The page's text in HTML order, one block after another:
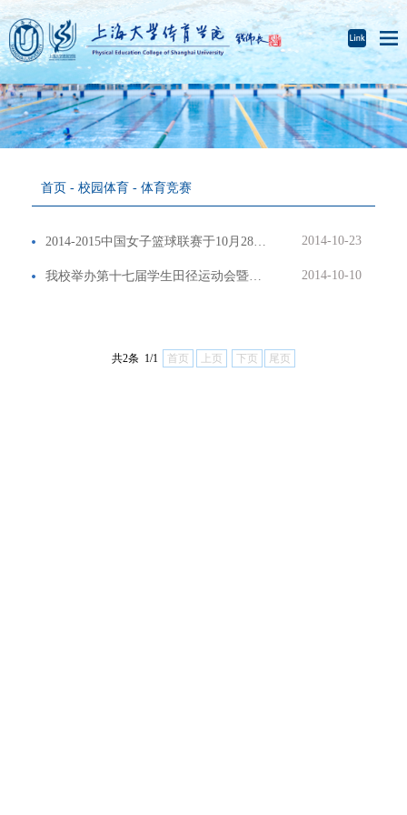
首页 - 校园体育 - 体育竞赛
2014-10-23
2014-10-10
共2条 1/1 首页 上页 下页 尾页